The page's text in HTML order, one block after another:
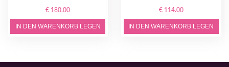
€ 180.00
IN DEN WARENKORB LEGEN
€ 114.00
IN DEN WARENKORB LEGEN